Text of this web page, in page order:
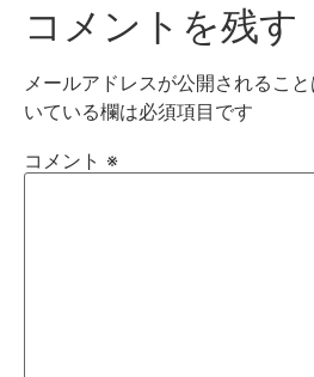
コメントを残す
メールアドレスが公開されること
いている欄は必須項目です
コメント ※